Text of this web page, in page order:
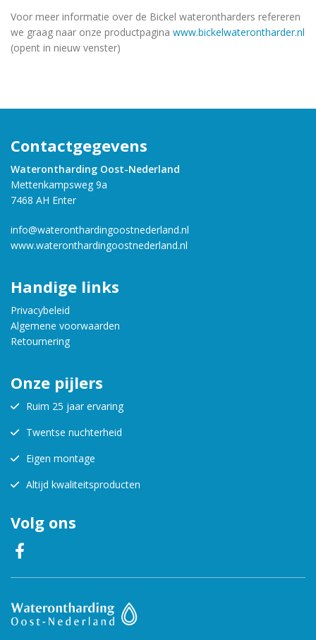
Voor meer informatie over de Bickel waterontharders refereren
we graag naar onze productpagina www.bickelwaterontharder.nl
(opent in nieuw venster)
Contactgegevens
Waterontharding Oost-Nederland
Mettenkampsweg 9a
7468 AH Enter
info@wateronthardingoostnederland.nl
www.wateronthardingoostnederland.nl
Handige links
Privacybeleid
Algemene voorwaarden
Retournering
Onze pijlers
Ruim 25 jaar ervaring
Twentse nuchterheid
Eigen montage
Altijd kwaliteitsproducten
Volg ons